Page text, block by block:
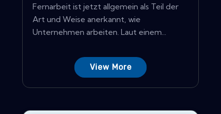
Fernarbeit ist jetzt allgemein als Teil der
Art und Weise anerkannt, wie
Unternehmen arbeiten. Laut einem...
View More